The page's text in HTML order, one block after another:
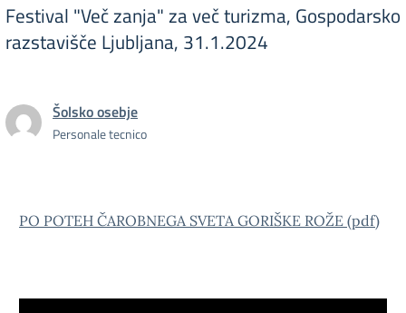
Festival "Več zanja" za več turizma, Gospodarsko
razstavišče Ljubljana, 31.1.2024
Šolsko osebje
Personale tecnico
PO POTEH ČAROBNEGA SVETA GORIŠKE ROŽE (pdf)